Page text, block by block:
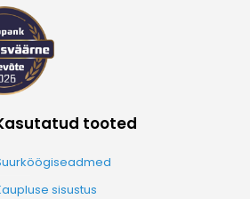
tooted
sisustus